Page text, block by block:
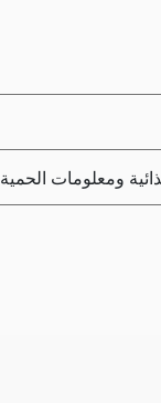
ومعلومات الحمية